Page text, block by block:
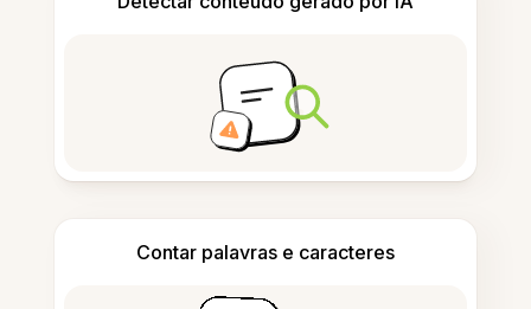
Contar palavras e caracteres